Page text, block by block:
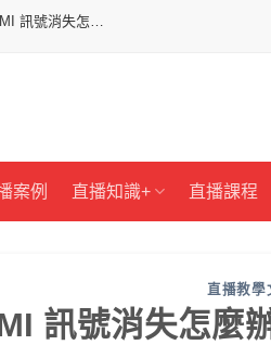
訊號消失怎…
案例 直播知識+ 直播課程
直播教學
訊號消失怎麼